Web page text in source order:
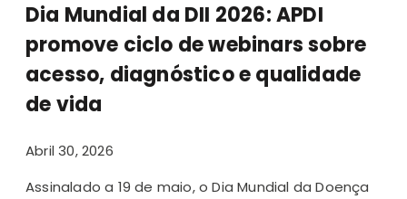
Dia Mundial da DII 2026: APDI
promove ciclo de webinars sobre
acesso, diagnóstico e qualidade
de vida
Abril 30, 2026
Assinalado a 19 de maio, o Dia Mundial da Doença